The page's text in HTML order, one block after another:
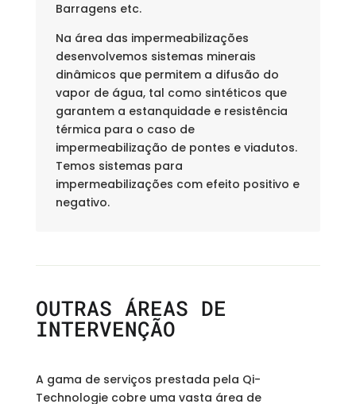
Barragens etc.
Na área das impermeabilizações
desenvolvemos sistemas minerais
dinâmicos que permitem a difusão do
vapor de água, tal como sintéticos que
garantem a estanquidade e resistência
térmica para o caso de
impermeabilização de pontes e viadutos.
Temos sistemas para
impermeabilizações com efeito positivo e
negativo.
OUTRAS ÁREAS DE
INTERVENÇÃO
A gama de serviços prestada pela Qi-
Technologie cobre uma vasta área de